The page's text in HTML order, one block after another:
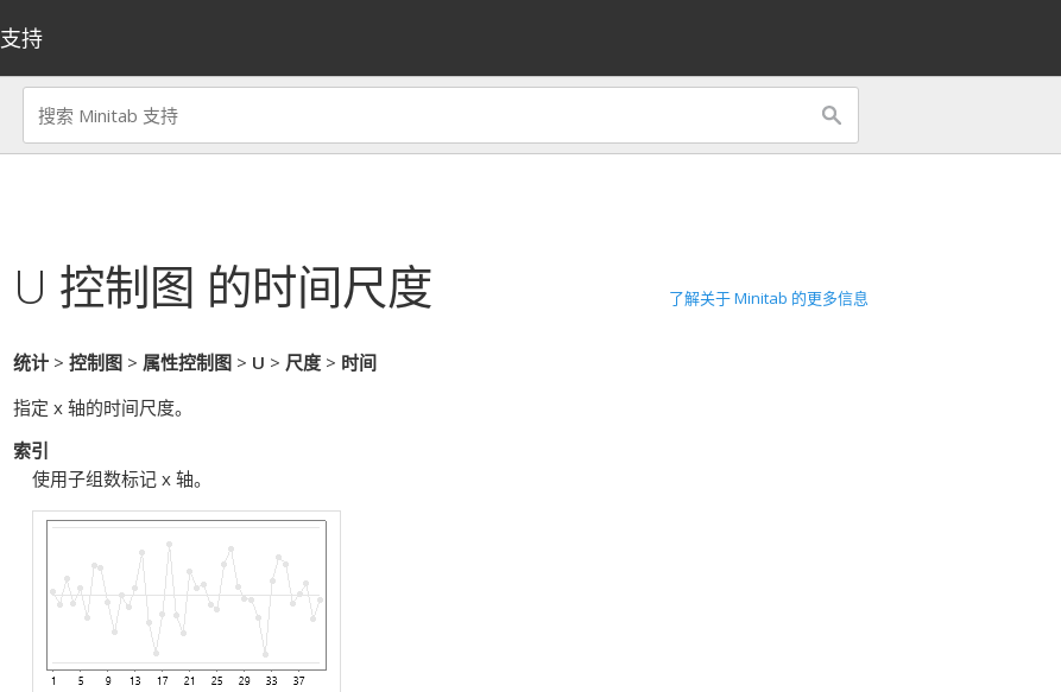
支持
U 控制图 的时间尺度 了解关于 Minitab 的更多信息
统计 > 控制图 > 属性控制图 > U > 尺度 > 时间
指定 x 轴的时间尺度。
索引
使用子组数标记 x 轴。